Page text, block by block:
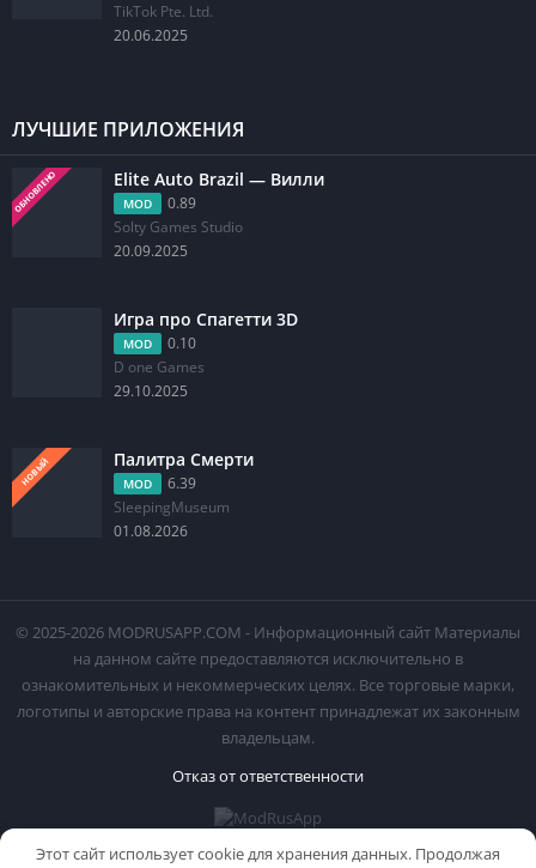
TikTok Pte. Ltd.
20.06.2025
ЛУЧШИЕ ПРИЛОЖЕНИЯ
ОБНОВЛЕНО Elite Auto Brazil — Вилли
MOD
0.89
Solty Games Studio
20.09.2025
Игра про Спагетти 3D
MOD
0.10
D one Games
29.10.2025
НОВЫЙ Палитра Смерти
MOD
6.39
SleepingMuseum
01.08.2026
© 2025-2026 MODRUSAPP.COM - Информационный сайт Материалы
на данном сайте предоставляются исключительно в
ознакомительных и некоммерческих целях. Все торговые марки,
логотипы и авторские права на контент принадлежат их законным
владельцам.
Отказ от ответственности
Этот сайт использует cookie для хранения данных. Продолжая